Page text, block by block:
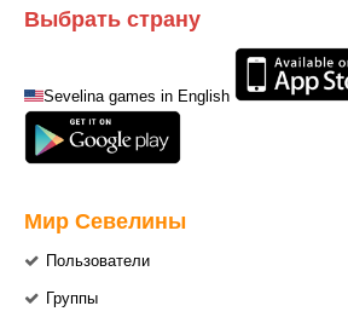
Выбрать страну
Sevelina games in English
Мир Севелины
Пользователи
Группы